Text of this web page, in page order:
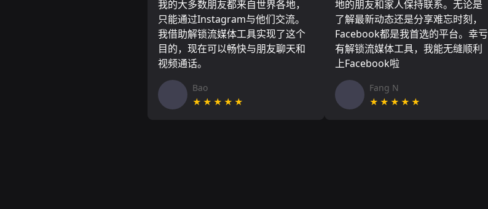
我的大多数朋友都来自世界各地，
只能通过Instagram与他们交流。
我借助解锁流媒体工具实现了这个
目的，现在可以畅快与朋友聊天和
视频通话。
Bao
★★★★★
地的朋友和家人保持联系。无论是
了解最新动态还是分享难忘时刻，
Facebook都是我首选的平台。幸亏
有解锁流媒体工具，我能无缝顺利
上Facebook啦
Fang N
★★★★★